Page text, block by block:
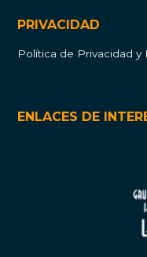
PRIVACIDAD
Política de Privacidad
ENLACES DE